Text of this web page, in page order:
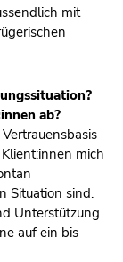
mit
ab?
mich
Situation sind.
Unterstützung
auf ein bis